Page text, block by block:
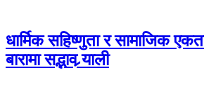
धार्मिक सहिष्णुता र सामाजिक
बारामा सद्भाव र्‍याली